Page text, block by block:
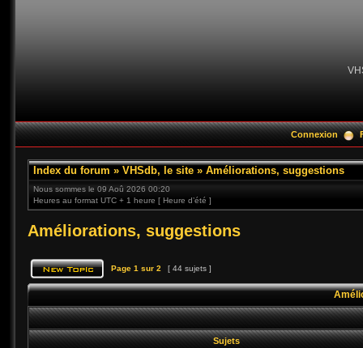
Connexion
Index du forum » VHSdb, le site » Améliorations, suggestions
Nous sommes le 09 Aoû 2026 00:20
Heures au format UTC + 1 heure [ Heure d’été ]
Améliorations, suggestions
Page 1 sur 2 [ 44 sujets ]
Sujets